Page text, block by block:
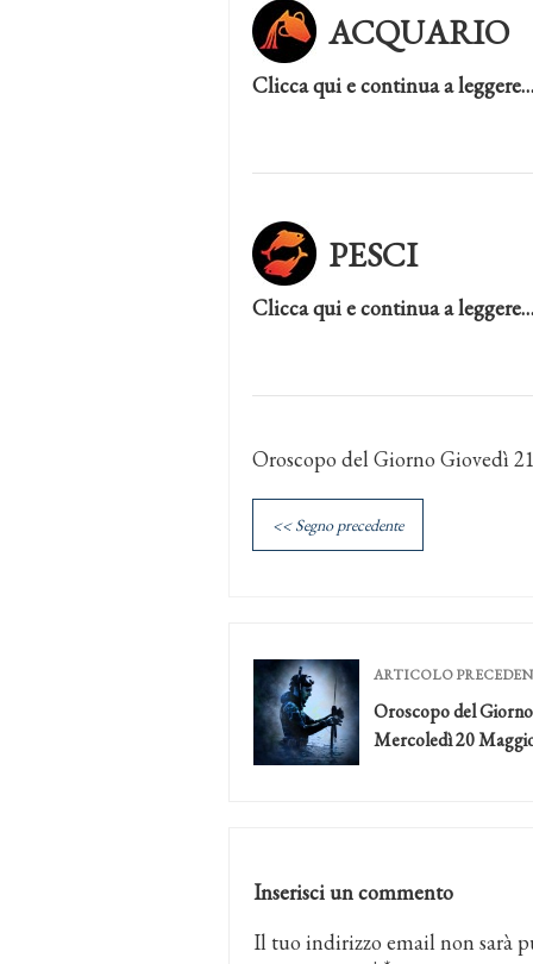
ACQUARIO
Clicca qui e continua a leggere…
PESCI
Clicca qui e continua a leggere…
Oroscopo del Giorno Giovedì
<< Segno precedente
ARTICOLO
Oroscopo del Giorno
Mercoledì 20
Inserisci un commento
Il tuo indirizzo email non sarà